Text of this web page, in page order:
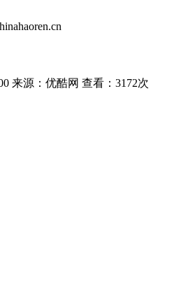
来源：优酷网 查看：3172次